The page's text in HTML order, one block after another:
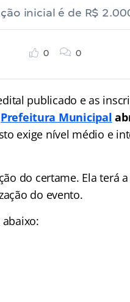
inicial é de R$
0 0
publicado e as
Prefeitura Municipal
exige nível médio e
do certame. Ela terá
do evento.